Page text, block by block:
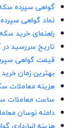
گواهی سپرده
نماد گواهی
راهنمای خرید
تاریخ سررسید
قیمت گواهی
بهترین زمان
هزینه معاملات
ساعت معاملات
دامنه نوسان